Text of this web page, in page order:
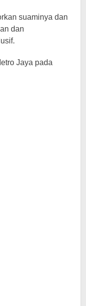
suaminya dan
dan
Jaya pada